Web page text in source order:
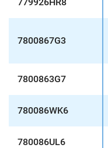
7800867G3
7800863G7
780086WK6
780086UL6